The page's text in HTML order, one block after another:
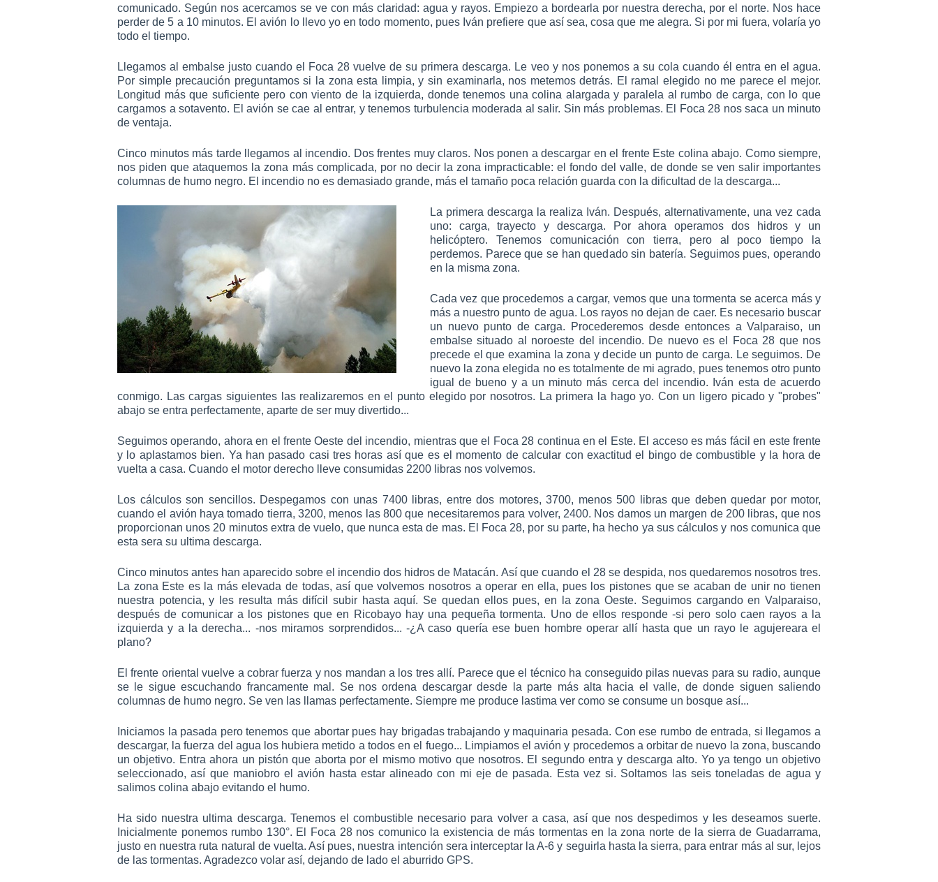
comunicado. Según nos acercamos se ve con más claridad: agua y rayos. Empiezo a bordearla por nuestra derecha, por el norte. Nos hace
perder de 5 a 10 minutos. El avión lo llevo yo en todo momento, pues Iván prefiere que así sea, cosa que me alegra. Si por mi fuera, volaría yo
todo el tiempo.
Llegamos al embalse justo cuando el Foca 28 vuelve de su primera descarga. Le veo y nos ponemos a su cola cuando él entra en el agua.
Por simple precaución preguntamos si la zona esta limpia, y sin examinarla, nos metemos detrás. El ramal elegido no me parece el mejor.
Longitud más que suficiente pero con viento de la izquierda, donde tenemos una colina alargada y paralela al rumbo de carga, con lo que
cargamos a sotavento. El avión se cae al entrar, y tenemos turbulencia moderada al salir. Sin más problemas. El Foca 28 nos saca un minuto
de ventaja.
Cinco minutos más tarde llegamos al incendio. Dos frentes muy claros. Nos ponen a descargar en el frente Este colina abajo. Como siempre,
nos piden que ataquemos la zona más complicada, por no decir la zona impracticable: el fondo del valle, de donde se ven salir importantes
columnas de humo negro. El incendio no es demasiado grande, más el tamaño poca relación guarda con la dificultad de la descarga...
La primera descarga la realiza Iván. Después, alternativamente, una vez cada
uno: carga, trayecto y descarga. Por ahora operamos dos hidros y un
helicóptero. Tenemos comunicación con tierra, pero al poco tiempo la
perdemos. Parece que se han quedado sin batería. Seguimos pues, operando
en la misma zona.
Cada vez que procedemos a cargar, vemos que una tormenta se acerca más y
más a nuestro punto de agua. Los rayos no dejan de caer. Es necesario buscar
un nuevo punto de carga. Procederemos desde entonces a Valparaiso, un
embalse situado al noroeste del incendio. De nuevo es el Foca 28 que nos
precede el que examina la zona y decide un punto de carga. Le seguimos. De
nuevo la zona elegida no es totalmente de mi agrado, pues tenemos otro punto
igual de bueno y a un minuto más cerca del incendio. Iván esta de acuerdo
conmigo. Las cargas siguientes las realizaremos en el punto elegido por nosotros. La primera la hago yo. Con un ligero picado y "probes"
abajo se entra perfectamente, aparte de ser muy divertido...
Seguimos operando, ahora en el frente Oeste del incendio, mientras que el Foca 28 continua en el Este. El acceso es más fácil en este frente
y lo aplastamos bien. Ya han pasado casi tres horas así que es el momento de calcular con exactitud el bingo de combustible y la hora de
vuelta a casa. Cuando el motor derecho lleve consumidas 2200 libras nos volvemos.
Los cálculos son sencillos. Despegamos con unas 7400 libras, entre dos motores, 3700, menos 500 libras que deben quedar por motor,
cuando el avión haya tomado tierra, 3200, menos las 800 que necesitaremos para volver, 2400. Nos damos un margen de 200 libras, que nos
proporcionan unos 20 minutos extra de vuelo, que nunca esta de mas. El Foca 28, por su parte, ha hecho ya sus cálculos y nos comunica que
esta sera su ultima descarga.
Cinco minutos antes han aparecido sobre el incendio dos hidros de Matacán. Así que cuando el 28 se despida, nos quedaremos nosotros tres.
La zona Este es la más elevada de todas, así que volvemos nosotros a operar en ella, pues los pistones que se acaban de unir no tienen
nuestra potencia, y les resulta más difícil subir hasta aquí. Se quedan ellos pues, en la zona Oeste. Seguimos cargando en Valparaiso,
después de comunicar a los pistones que en Ricobayo hay una pequeña tormenta. Uno de ellos responde -si pero solo caen rayos a la
izquierda y a la derecha... -nos miramos sorprendidos... -¿A caso quería ese buen hombre operar allí hasta que un rayo le agujereara el
plano?
El frente oriental vuelve a cobrar fuerza y nos mandan a los tres allí. Parece que el técnico ha conseguido pilas nuevas para su radio, aunque
se le sigue escuchando francamente mal. Se nos ordena descargar desde la parte más alta hacia el valle, de donde siguen saliendo
columnas de humo negro. Se ven las llamas perfectamente. Siempre me produce lastima ver como se consume un bosque así...
Iniciamos la pasada pero tenemos que abortar pues hay brigadas trabajando y maquinaria pesada. Con ese rumbo de entrada, si llegamos a
descargar, la fuerza del agua los hubiera metido a todos en el fuego... Limpiamos el avión y procedemos a orbitar de nuevo la zona, buscando
un objetivo. Entra ahora un pistón que aborta por el mismo motivo que nosotros. El segundo entra y descarga alto. Yo ya tengo un objetivo
seleccionado, así que maniobro el avión hasta estar alineado con mi eje de pasada. Esta vez si. Soltamos las seis toneladas de agua y
salimos colina abajo evitando el humo.
Ha sido nuestra ultima descarga. Tenemos el combustible necesario para volver a casa, así que nos despedimos y les deseamos suerte.
Inicialmente ponemos rumbo 130°. El Foca 28 nos comunico la existencia de más tormentas en la zona norte de la sierra de Guadarrama,
justo en nuestra ruta natural de vuelta. Así pues, nuestra intención sera interceptar la A-6 y seguirla hasta la sierra, para entrar más al sur, lejos
de las tormentas. Agradezco volar así, dejando de lado el aburrido GPS.